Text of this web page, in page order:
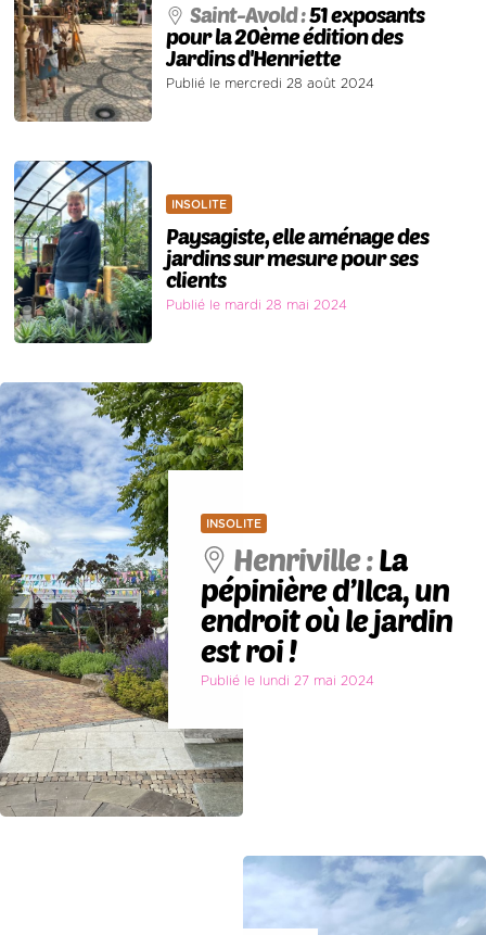
Saint-Avold :51 exposants
pour la 20ème édition des
Jardins d'Henriette
Publié le mercredi 28 août 2024
INSOLITE
Paysagiste, elle aménage des
jardins sur mesure pour ses
clients
Publié le mardi 28 mai 2024
INSOLITE
Henriville :La
pépinière d’Ilca, un
endroit où le jardin
est roi !
Publié le lundi 27 mai 2024